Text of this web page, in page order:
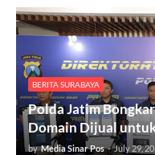
BERITA SURABAYA
Polda Jatim
Domain Dijual
by Media Sinar Pos - July 29,